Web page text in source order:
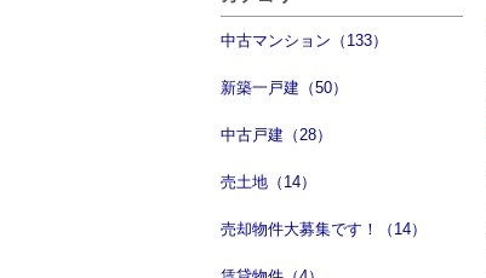
中古マンション（133）
新築一戸建（50）
中古戸建（28）
売土地（14）
売却物件大募集です！（14）